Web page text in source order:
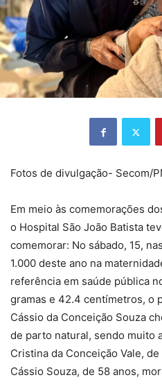
Fotos de divulgação- Secom/
Em meio às comemorações
o Hospital São João Batista
comemorar: No sábado, 15,
1.000 deste ano na
referência em saúde pública
gramas e 42.4 centímetros, o
Cássio da Conceição Souza
de parto natural, sendo muito
Cristina da Conceição Vale,
Cássio Souza, de 58 anos,